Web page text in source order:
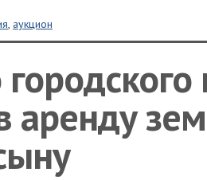
, аукцион
аренду